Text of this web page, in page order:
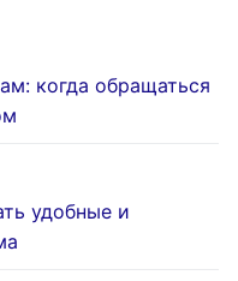
когда обращаться
удобные и